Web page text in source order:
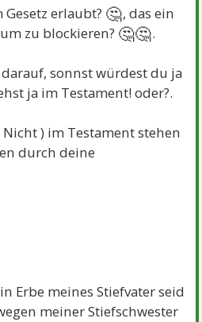
erlaubt? 🤔, das ein
zu blockieren? 🤔🤔.
sonnst würdest du ja
ja im Testament! oder?.
) im Testament stehen
durch deine
Erbe meines Stiefvater seid
meiner Stiefschwester